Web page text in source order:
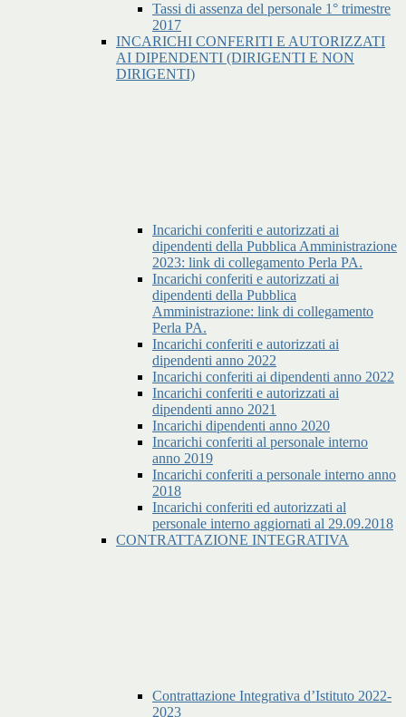
Tassi di assenza del personale 1° trimestre
2017
INCARICHI CONFERITI E AUTORIZZATI
AI DIPENDENTI (DIRIGENTI E NON
DIRIGENTI)
Incarichi conferiti e autorizzati ai
dipendenti della Pubblica Amministrazione
2023: link di collegamento Perla PA.
Incarichi conferiti e autorizzati ai
dipendenti della Pubblica
Amministrazione: link di collegamento
Perla PA.
Incarichi conferiti e autorizzati ai
dipendenti anno 2022
Incarichi conferiti ai dipendenti anno 2022
Incarichi conferiti e autorizzati ai
dipendenti anno 2021
Incarichi dipendenti anno 2020
Incarichi conferiti al personale interno
anno 2019
Incarichi conferiti a personale interno anno
2018
Incarichi conferiti ed autorizzati al
personale interno aggiornati al 29.09.2018
CONTRATTAZIONE INTEGRATIVA
Contrattazione Integrativa d’Istituto 2022-
2023